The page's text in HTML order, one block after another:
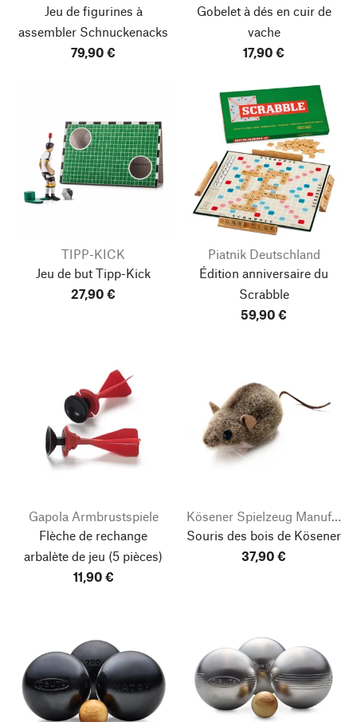
Jeu de figurines à
assembler Schnuckenacks
79,90 €
Gobelet à dés en cuir de
vache
17,90 €
TIPP-KICK
Jeu de but Tipp-Kick
27,90 €
Piatnik Deutschland
Édition anniversaire du
Scrabble
59,90 €
Gapola Armbrustspiele
Flèche de rechange
arbalète de jeu (5 pièces)
11,90 €
Kösener Spielzeug Manufaktur
Souris des bois de Kösener
37,90 €